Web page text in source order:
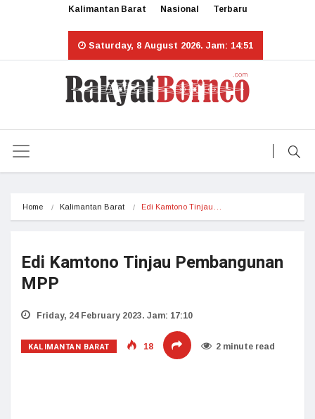
Kalimantan Barat Nasional Terbaru
Saturday, 8 August 2026. Jam: 14:51
Home Kalimantan Barat Edi Kamtono Tinjau…
Edi Kamtono Tinjau Pembangunan
MPP
Friday, 24 February 2023. Jam: 17:10
KALIMANTAN BARAT 18 2 minute read